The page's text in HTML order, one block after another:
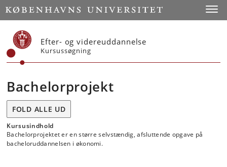
Start
Efter- og videreuddannelse
Kursussøgning
Bachelorprojekt
FOLD ALLE UD
Kursusindhold
Bachelorprojektet er en større selvstændig, afsluttende opgave på
bacheloruddannelsen i økonomi.